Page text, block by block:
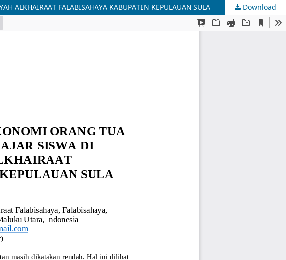
ALKHAIRAAT FALABISAHAYA KABUPATEN KEPULAUAN SULA Download